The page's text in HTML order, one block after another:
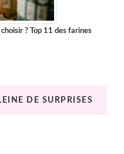
? Top 11 des farines
DE SURPRISES